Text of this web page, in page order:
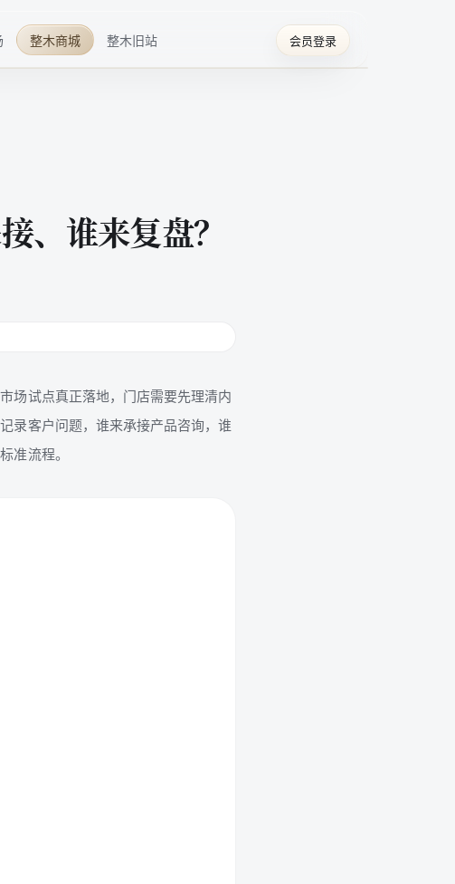
整木商城 整木旧站 会员登录
、谁来复盘？
场试点真正落地，门店需要先理清内
录客户问题，谁来承接产品咨询，谁
准流程。